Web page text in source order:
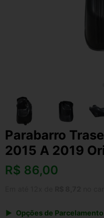
Parabarro
2015 A 2019
R$ 86,00
Opções de Parcelamento